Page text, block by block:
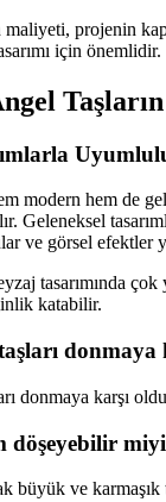
maliyeti, projenin
için önemlidir.
modern hem de
Geleneksel
ve görsel efektler
tasarımında
katabilir.
donmaya
donmaya karşı
döşeyebilir
ve karmaşık